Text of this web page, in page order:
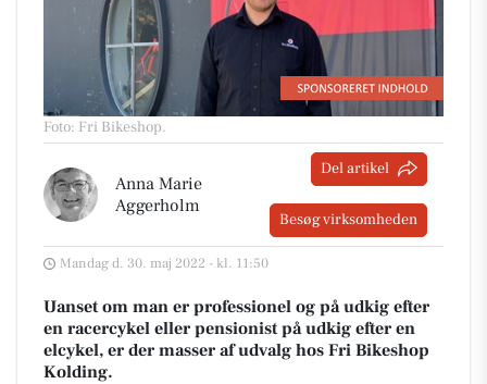
Foto: Fri Bikeshop.
Anna Marie
Aggerholm
Del artikel
Besøg virksomheden
Mandag d. 30. maj 2022 - kl. 11:50
Uanset om man er professionel og på udkig efter
en racercykel eller pensionist på udkig efter en
elcykel, er der masser af udvalg hos Fri Bikeshop
Kolding.